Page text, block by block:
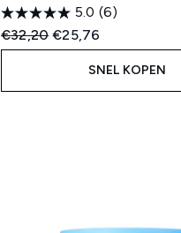
5.0 (6)
Recommended Retail Price:
€32,20Huidige prijs:
€25,76
SNEL KOPEN